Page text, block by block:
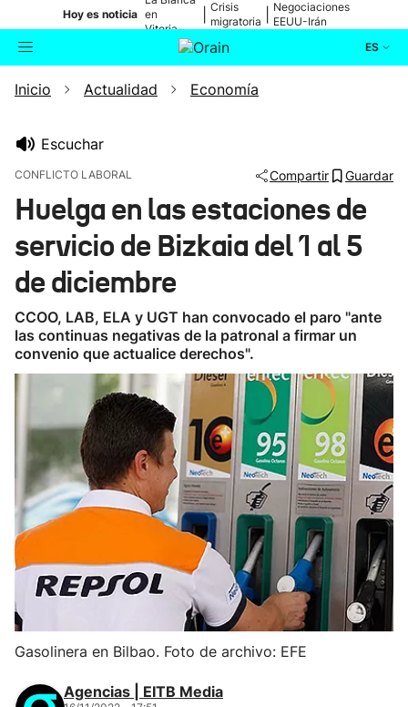
Hoy es noticia en
Vitoria-
Gasteiz
Crisis
migratoria
Negociaciones
EEUU-Irán
ES
Buscador Actualidad
Ikusmiran
Inicio Actualidad Economía
Escuchar
CONFLICTO LABORAL Compartir Guardar
Huelga en las estaciones de
servicio de Bizkaia del 1 al 5
de diciembre
CCOO, LAB, ELA y UGT han convocado el paro "ante
las continuas negativas de la patronal a firmar un
convenio que actualice derechos".
Gasolinera en Bilbao. Foto de archivo: EFE
Agencias | EITB Media